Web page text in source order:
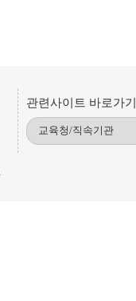
관련사이트 바로가기